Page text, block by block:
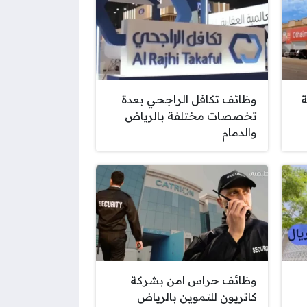
وظائف تكافل الراجحي بعدة
تخصصات مختلفة بالرياض
والدمام
وظائف حراس امن بشركة
كاتريون للتموين بالرياض